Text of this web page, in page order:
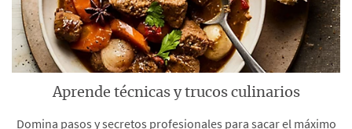
Aprende técnicas y trucos culinarios
Domina pasos y secretos profesionales para sacar el máximo